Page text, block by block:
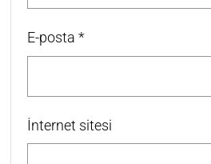
E-posta *
İnternet sitesi